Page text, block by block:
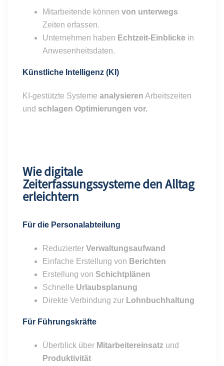
Mitarbeitende können von unterwegs
Zeiten erfassen.
Unternehmen haben Echtzeit-Einblicke in
Anwesenheitsdaten.
Künstliche Intelligenz (KI)
KI-gestützte Systeme analysieren Arbeitszeiten
und schlagen Optimierungen vor.
Wie digitale
Zeiterfassungssysteme den Alltag
erleichtern
Für die Personalabteilung
Reduzierter Verwaltungsaufwand
Einfache Erstellung von Berichten
Erstellung von Schichtplänen
Schnelle Urlaubsplanung
Direkte Verbindung zur Lohnbuchhaltung
Für Führungskräfte
Überblick über Mitarbeitereinsatz und
Produktivität